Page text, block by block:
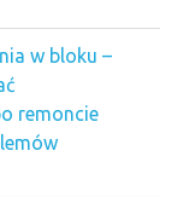
w bloku –
remoncie